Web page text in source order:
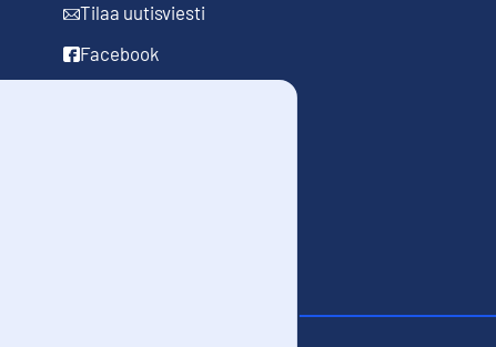
Tilaa uutisviesti
Facebook